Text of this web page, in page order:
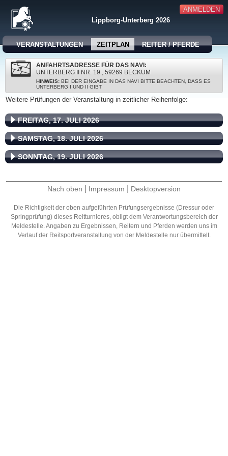
ANMELDEN
Lippborg-Unterberg 2026
VERANSTALTUNGEN ZEITPLAN REITER / PFERDE
ANFAHRTSADRESSE FÜR DAS NAVI:
UNTERBERG II NR. 19 , 59269 BECKUM
HINWEIS: BEI DER EINGABE IN DAS NAVI BITTE BEACHTEN, DASS ES
UNTERBERG I UND II GIBT
Weitere Prüfungen der Veranstaltung in zeitlicher Reihenfolge:
FREITAG, 17. JULI 2026
SAMSTAG, 18. JULI 2026
SONNTAG, 19. JULI 2026
Nach oben Impressum Desktopversion
Die Richtigkeit der oben aufgeführten Prüfungsergebnisse (Dressur oder
Springprüfung) dieses Reitturnieres, obligt dem Verantwortungsbereich der
Meldestelle. Angaben zu Ergebnissen, Reitern und Pferden werden uns im
Verlauf der Reitsportveranstaltung von der Meldestelle nur übermittelt.